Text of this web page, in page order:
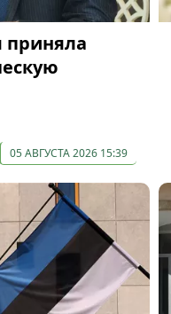
приняла
05 АВГУСТА 2026 15:39